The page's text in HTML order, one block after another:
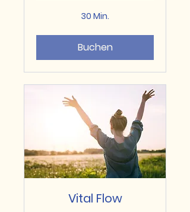
30 Min.
Buchen
Vital Flow